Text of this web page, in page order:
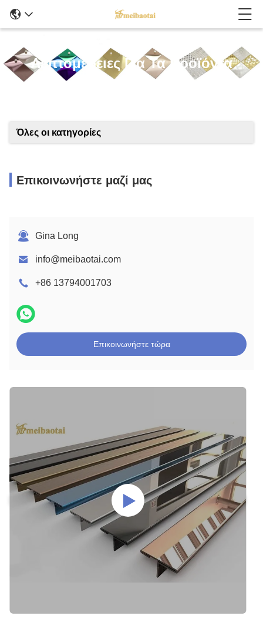
Λεπτομέρειες Για Τα Προϊόντα
Όλες οι κατηγορίες
Επικοινωνήστε μαζί μας
Gina Long
info@meibaotai.com
+86 13794001703
Επικοινωνήστε τώρα